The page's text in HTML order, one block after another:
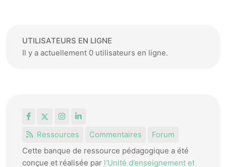
UTILISATEURS EN LIGNE
Il y a actuellement 0 utilisateurs en ligne.
FacebookInstagram
LinkedIn
Ressources
Commentaires
Forum
Cette banque de ressource pédagogique a été
conçue et réalisée par l'Unité d’enseignement et